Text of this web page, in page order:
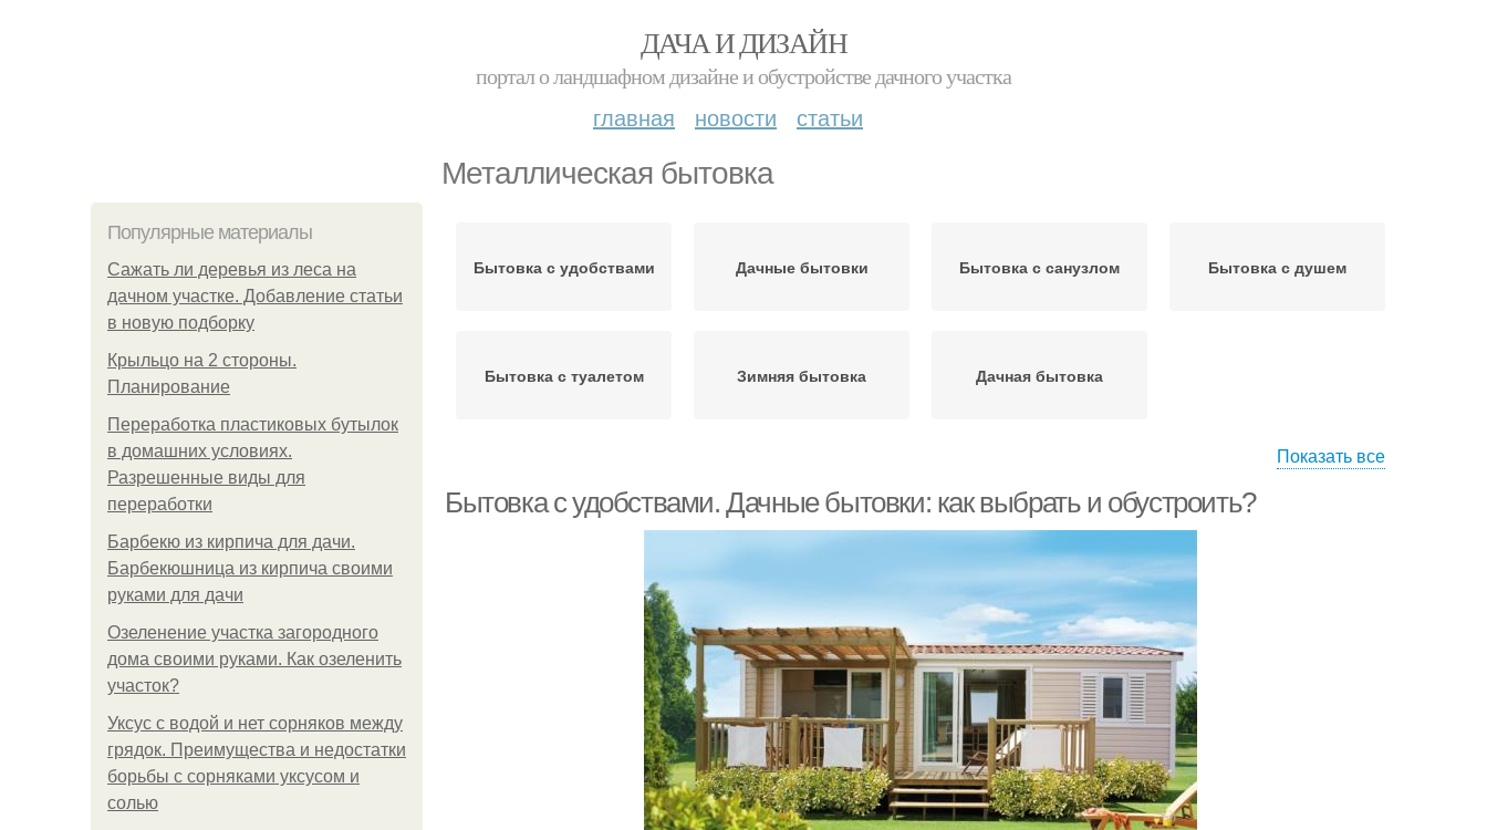
ДАЧА И ДИЗАЙН
портал о ландшафном дизайне и обустройстве дачного участка
главная новости статьи
Металлическая бытовка
Популярные материалы
Сажать ли деревья из леса на
дачном участке. Добавление статьи
в новую подборку
Крыльцо на 2 стороны.
Планирование
Переработка пластиковых бутылок
в домашних условиях.
Разрешенные виды для
переработки
Барбекю из кирпича для дачи.
Барбекюшница из кирпича своими
руками для дачи
Озеленение участка загородного
дома своими руками. Как озеленить
участок?
Уксус с водой и нет сорняков между
грядок. Преимущества и недостатки
борьбы с сорняками уксусом и
солью
Бытовка с удобствами Дачные бытовки Бытовка с санузлом Бытовка с душем
Бытовка с туалетом Зимняя бытовка Дачная бытовка
Показать все
Бытовка с удобствами. Дачные бытовки: как выбрать и обустроить?